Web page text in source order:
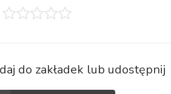
do zakładek lub udostępnij